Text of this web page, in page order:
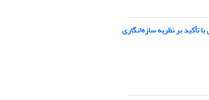
بر نظریه سازه‌انگاری